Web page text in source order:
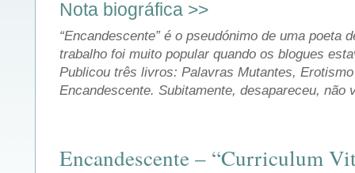
Nota biográfica >>
“Encandescente” é o pseudónimo de uma poeta
trabalho foi muito popular quando os blogues
Publicou três livros: Palavras Mutantes,
Encandescente. Subitamente, desapareceu, não
Encandescente – “Curriculum